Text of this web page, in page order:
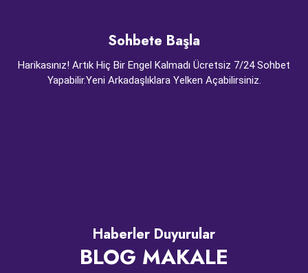
Sohbete Başla
Harikasınız! Artık Hiç Bir Engel Kalmadı Ücretsiz 7/24 Sohbet
Yapabilir.Yeni Arkadaşlıklara Yelken Açabilirsiniz.
Haberler Duyurular
BLOG MAKALE